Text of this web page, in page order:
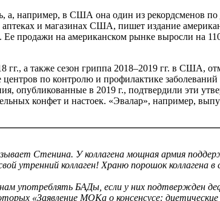
а, например, в США она один из рекордсменов
и магазинах США, пишет издание
Ее продажи на американском рынке выросли на
а также сезон гриппа 2018–2019 гг. в США,
по контролю и профилактике
опубликованные в 2019 г., подтвердили эти
конфет и настоек. «Эвалар», например,
Стенина. У коллагена мощная армия
утренний коллаген! Храню порошок коллагена
употреблять БАДы, если у них подтвержден
«Заявление МОКа о консенсусе: